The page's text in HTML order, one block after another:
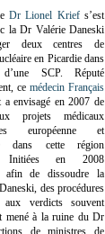
Dr Lionel Kriefs’est
la Dr Valérie Daneski
deux centres de
en Picardie dans
SCP. Réputé
ce médecin Français
a envisagé en 2007 de
projets médicaux
européenne et
dans cette région
Initiées en 2008
afin de dissoudre la
des procédures
aux verdicts souvent
mené à la ruine du Dr
de ministres de